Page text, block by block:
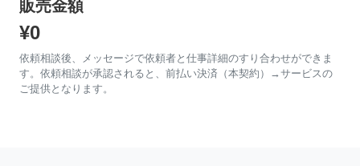
販売金額
¥0
依頼相談後、メッセージで依頼者と仕事詳細のすり合わせができま
す。依頼相談が承認されると、前払い決済（本契約）→サービスの
ご提供となります。